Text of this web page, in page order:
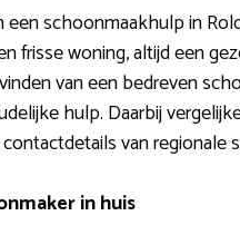
schoonmaakhulp in
frisse woning, altijd een
van een bedreven
hulp. Daarbij
van regionale
in huis